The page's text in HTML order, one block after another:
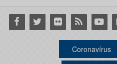
Facebook
Twitter Flickr RSS
Coronavírus